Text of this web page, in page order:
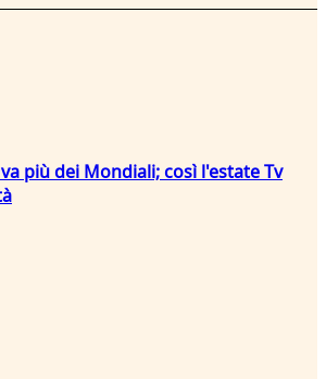
più dei Mondiali; così l'estate Tv